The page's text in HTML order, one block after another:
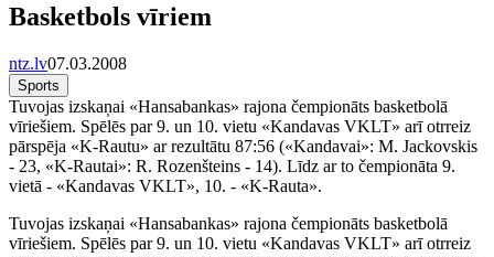
Basketbols vīriem
ntz.lv07.03.2008
Sports
Tuvojas izskaņai «Hansabankas» rajona čempionāts basketbolā
vīriešiem. Spēlēs par 9. un 10. vietu «Kandavas VKLT» arī otrreiz
pārspēja «K-Rautu» ar rezultātu 87:56 («Kandavai»: M. Jackovskis
- 23, «K-Rautai»: R. Rozenšteins - 14). Līdz ar to čempionāta 9.
vietā - «Kandavas VKLT», 10. - «K-Rauta».
Tuvojas izskaņai «Hansabankas» rajona čempionāts basketbolā
vīriešiem. Spēlēs par 9. un 10. vietu «Kandavas VKLT» arī otrreiz